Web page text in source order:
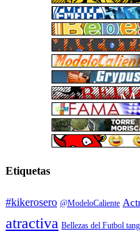
Etiquetas
#kikerosero @ModeloCaliente
atractiva Bellezas del Futbol